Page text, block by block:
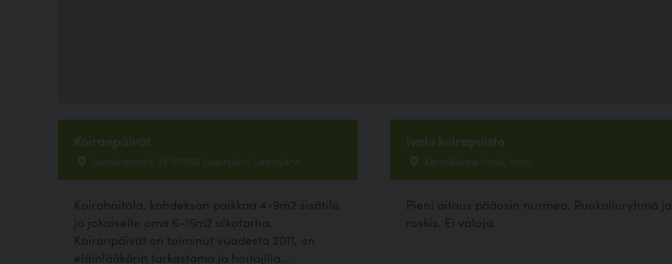
Koiranpäivät
Sundstenintie 32 07850 Lapinjärvi, Lapinjärvi
Koirahoitola, kahdeksan paikkaa 4-9m2 sisätila
ja jokaiselle oma 6-15m2 ulkotarha.
Koiranpäivät on toiminut vuodesta 2011, on
eläinlääkärin tarkastama ja hoitajilla...
Ivalo koirapuisto
Kermikäntie Ivalo, Inari
Pieni aitaus pääosin nurmea. Ruokailuryhmä ja
roskis. Ei valoja.